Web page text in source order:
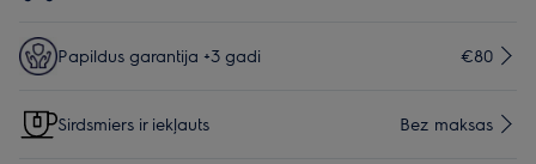
Papildus garantija +3 gadi €80
Sirdsmiers ir iekļauts Bez maksas